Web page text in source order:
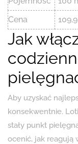
Cena
Jak
Aby uzyskać
konsekwentnie.
stały punkt
ocenić, jak reagują